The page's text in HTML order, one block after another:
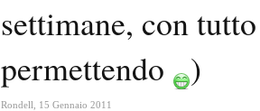
settimane, con
permettendo
)
Rondell 15 Gennaio 2011